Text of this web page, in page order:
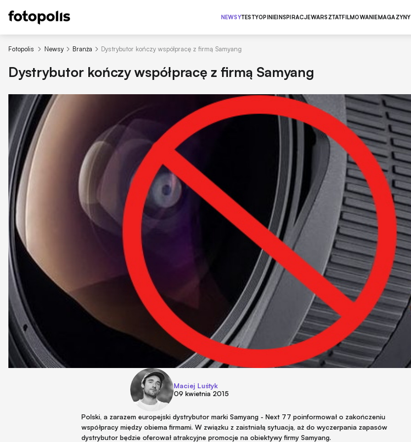
NEWSYTESTYOPINIEINSPIRACJEWARSZTATFILMOWANIEMAGAZYNY
Fotopolis Newsy Branża Dystrybutor kończy współpracę z firmą Samyang
Dystrybutor kończy współpracę z firmą Samyang
Maciej Luśtyk
09 kwietnia 2015
Polski, a zarazem europejski dystrybutor marki Samyang - Next 77 poinformował o zakończeniu
współpracy między obiema firmami. W związku z zaistniałą sytuacją, aż do wyczerpania zapasów
dystrybutor będzie oferował atrakcyjne promocje na obiektywy firmy Samyang.